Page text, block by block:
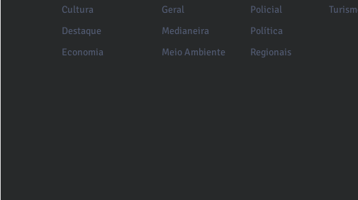
Cultura
Destaque
Economia
Geral
Medianeira
Meio Ambiente
Policial
Política
Regionais